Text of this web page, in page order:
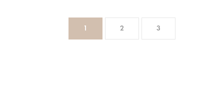
1 2 3